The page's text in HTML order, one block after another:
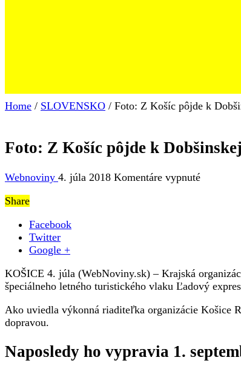
Home / SLOVENSKO / Foto: Z Košíc pôjde k
Foto: Z Košíc pôjde k
Webnoviny 4. júla 2018 Komentáre vypnuténa
jaskyni
Ľadový
expres
Share
Facebook
Twitter
Google +
KOŠICE 4. júla (WebNoviny.sk) – Krajská
špeciálneho letného turistického vlaku Ľadový
Ako uviedla výkonná riaditeľka organizácie Košice
dopravou.
Naposledy ho vypravia 1.